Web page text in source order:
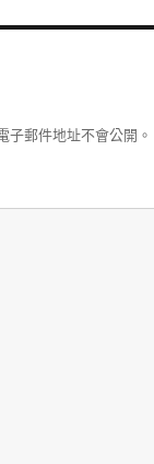
子郵件地址不會公開。